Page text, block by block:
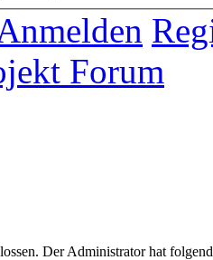
Forum
Der Administrator hat